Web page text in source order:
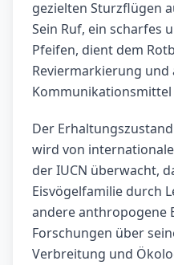
gezielten Sturzflügen
Sein Ruf, ein scharfes
Pfeifen, dient dem
Reviermarkierung und
Der
wird von
der IUCN überwacht,
Eisvögelfamilie durch
andere anthropogene
Forschungen über
Verbreitung und